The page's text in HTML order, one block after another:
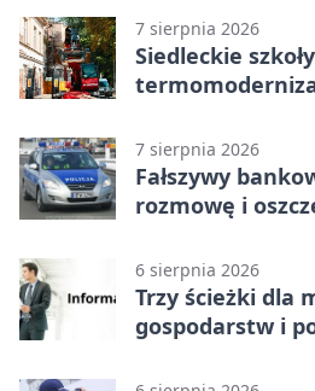
7 sierpnia 2026
Siedleckie
7 sierpnia 2026
Fałszywy
rozmowę i
6 sierpnia 2026
Trzy ścieżki dla
gospodarstw i